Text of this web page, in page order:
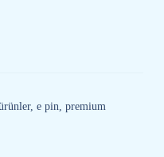
e pin, premium